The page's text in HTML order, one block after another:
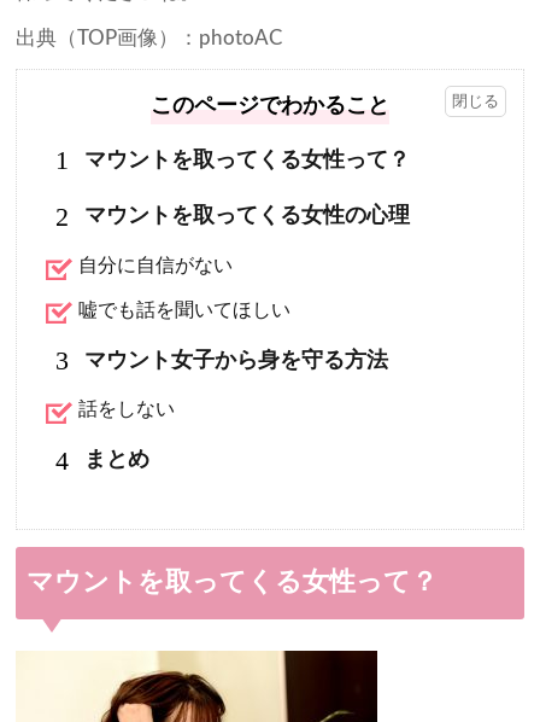
出典（TOP画像）：photoAC
このページでわかること
1 マウントを取ってくる女性って？
2 マウントを取ってくる女性の心理
自分に自信がない
嘘でも話を聞いてほしい
3 マウント女子から身を守る方法
話をしない
4 まとめ
マウントを取ってくる女性って？